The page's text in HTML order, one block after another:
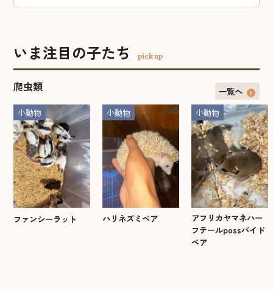
いま注目の子たち pick up
爬虫類
一覧へ
小動物
ファンシーラット
小動物
ハリネズミペア
小動物
アフリカヤマネハー
フテールpossパイド
ペア